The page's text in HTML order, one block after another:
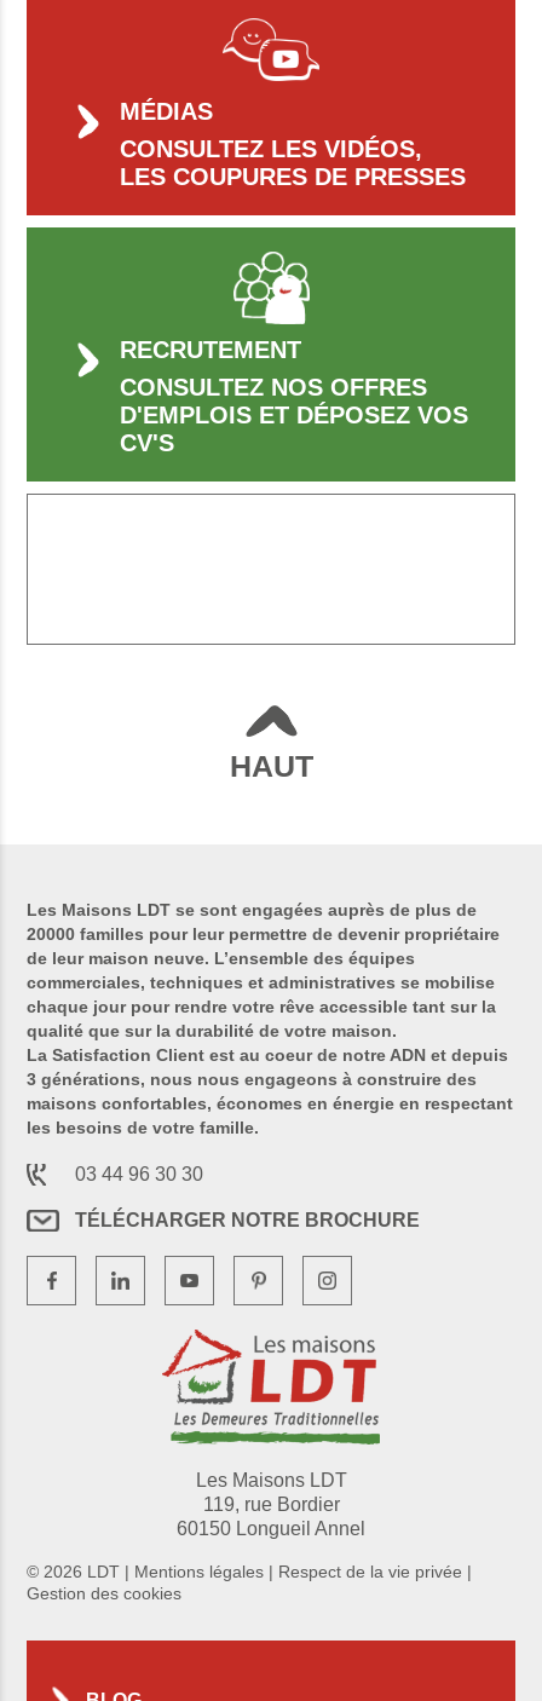
MÉDIAS
CONSULTEZ LES VIDÉOS,
LES COUPURES DE PRESSES
RECRUTEMENT
CONSULTEZ NOS OFFRES
D'EMPLOIS ET DÉPOSEZ VOS
CV'S
HAUT
Les Maisons LDT se sont engagées auprès de plus de
20000 familles pour leur permettre de devenir propriétaire
de leur maison neuve. L’ensemble des équipes
commerciales, techniques et administratives se mobilise
chaque jour pour rendre votre rêve accessible tant sur la
qualité que sur la durabilité de votre maison.
La Satisfaction Client est au coeur de notre ADN et depuis
3 générations, nous nous engageons à construire des
maisons confortables, économes en énergie en respectant
les besoins de votre famille.
03 44 96 30 30
TÉLÉCHARGER NOTRE BROCHURE
Les Maisons LDT
119, rue Bordier
60150 Longueil Annel
© 2026 LDT | Mentions légales | Respect de la vie privée |
Gestion des cookies